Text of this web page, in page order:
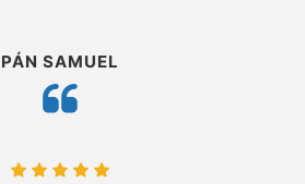
PÁN SAMUEL